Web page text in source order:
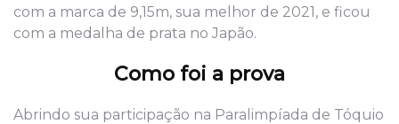
com a marca de 9,15m, sua melhor de 2021, e ficou
com a medalha de prata no Japão.
Como foi a prova
Abrindo sua participação na Paralimpíada de Tóquio